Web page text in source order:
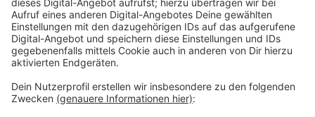
Werk eines Zulieferers in Malaysia gegeben, sagt
Ford.
Anzeige